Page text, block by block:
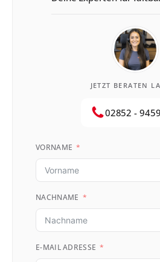
JETZT BERATEN
02852 -
VORNAME
NACHNAME
E-MAIL ADRESSE